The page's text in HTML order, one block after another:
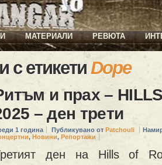
МАТЕРИАЛИ РЕВЮТА
с етикетиDope
и прах –
– ден трети
1 година Публикувано от Patchouli
, Новини, Репортажи
ден на Hills of